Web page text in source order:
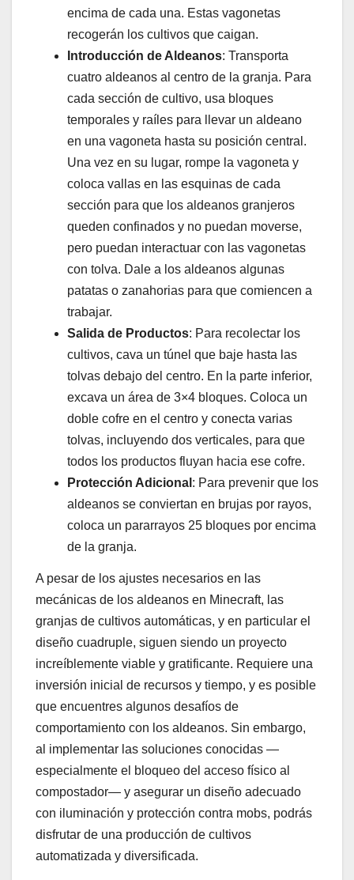
encima de cada una. Estas vagonetas
recogerán los cultivos que caigan.
Introducción de Aldeanos: Transporta
cuatro aldeanos al centro de la granja. Para
cada sección de cultivo, usa bloques
temporales y raíles para llevar un aldeano
en una vagoneta hasta su posición central.
Una vez en su lugar, rompe la vagoneta y
coloca vallas en las esquinas de cada
sección para que los aldeanos granjeros
queden confinados y no puedan moverse,
pero puedan interactuar con las vagonetas
con tolva. Dale a los aldeanos algunas
patatas o zanahorias para que comiencen a
trabajar.
Salida de Productos: Para recolectar los
cultivos, cava un túnel que baje hasta las
tolvas debajo del centro. En la parte inferior,
excava un área de 3×4 bloques. Coloca un
doble cofre en el centro y conecta varias
tolvas, incluyendo dos verticales, para que
todos los productos fluyan hacia ese cofre.
Protección Adicional : Para prevenir que los
aldeanos se conviertan en brujas por rayos,
coloca un pararrayos 25 bloques por encima
de la granja.
A pesar de los ajustes necesarios en las
mecánicas de los aldeanos en Minecraft, las
granjas de cultivos automáticas, y en particular el
diseño cuadruple, siguen siendo un proyecto
increíblemente viable y gratificante. Requiere una
inversión inicial de recursos y tiempo, y es posible
que encuentres algunos desafíos de
comportamiento con los aldeanos. Sin embargo,
al implementar las soluciones conocidas —
especialmente el bloqueo del acceso físico al
compostador— y asegurar un diseño adecuado
con iluminación y protección contra mobs, podrás
disfrutar de una producción de cultivos
automatizada y diversificada.